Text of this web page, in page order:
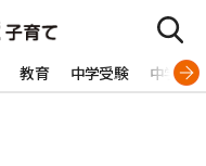
教育 中学受験 中学生